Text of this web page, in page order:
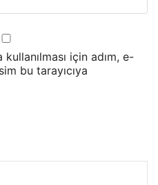
için adım, e-
bu tarayıcıya